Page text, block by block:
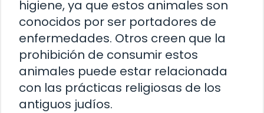
higiene, ya que estos animales son
conocidos por ser portadores de
enfermedades. Otros creen que la
prohibición de consumir estos
animales puede estar relacionada
con las prácticas religiosas de los
antiguos judíos.